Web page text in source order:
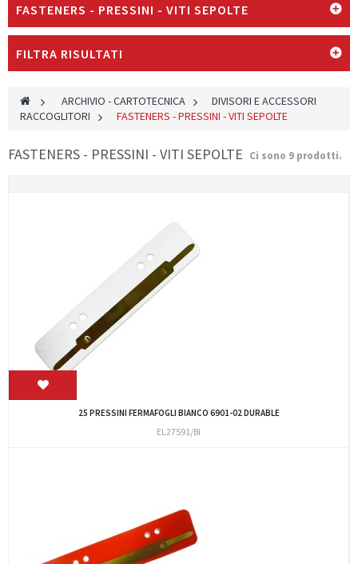
FASTENERS - PRESSINI - VITI SEPOLTE
FILTRA RISULTATI
> ARCHIVIO - CARTOTECNICA >
DIVISORI E ACCESSORI
RACCOGLITORI
> FASTENERS - PRESSINI - VITI SEPOLTE
FASTENERS - PRESSINI - VITI SEPOLTE Ci sono 9 prodotti.
25 PRESSINI FERMAFOGLI BIANCO 6901-02 DURABLE
EL27591/BI